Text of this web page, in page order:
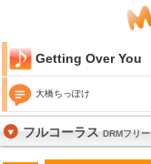
Getting Over You
大橋ちっぽけ
フルコーラスDRMフリー